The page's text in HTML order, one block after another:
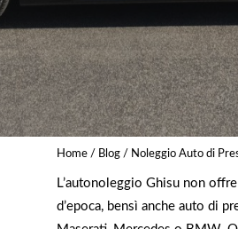
Home / Blog / Noleggio Auto di
L’autonoleggio Ghisu non
d’epoca, bensì anche auto di